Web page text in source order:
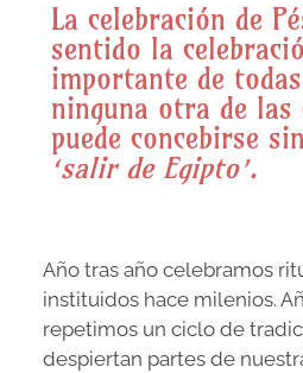
La celebración de
sentido la
importante de
ninguna otra de las
puede concebirse
‘salir de Egipto’.
Año tras año celebramos
instituidos hace milenios.
repetimos un ciclo de
despiertan partes de